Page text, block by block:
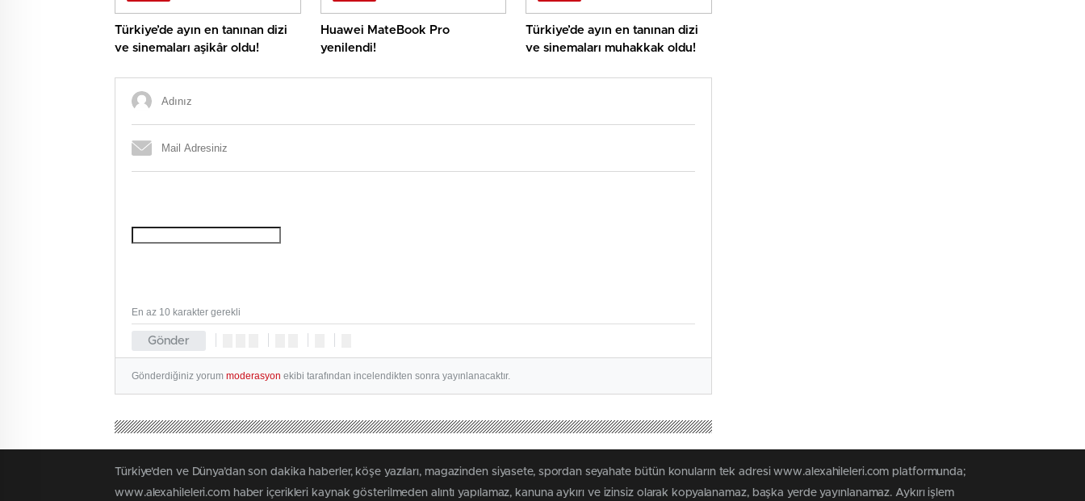
Türkiye’de ayın en tanınan dizi
ve sinemaları aşikâr oldu!
Huawei MateBook Pro
yenilendi!
Türkiye’de ayın en tanınan dizi
ve sinemaları muhakkak oldu!
Gönder
En az 10 karakter gerekli
Gönderdiğiniz yorum moderasyon ekibi tarafından incelendikten sonra yayınlanacaktır.
Türkiye'den ve Dünya’dan son dakika haberler, köşe yazıları, magazinden siyasete, spordan seyahate bütün konuların tek adresi www.alexahileleri.com platformunda;
www.alexahileleri.com haber içerikleri kaynak gösterilmeden alıntı yapılamaz, kanuna aykırı ve izinsiz olarak kopyalanamaz, başka yerde yayınlanamaz. Aykırı işlem